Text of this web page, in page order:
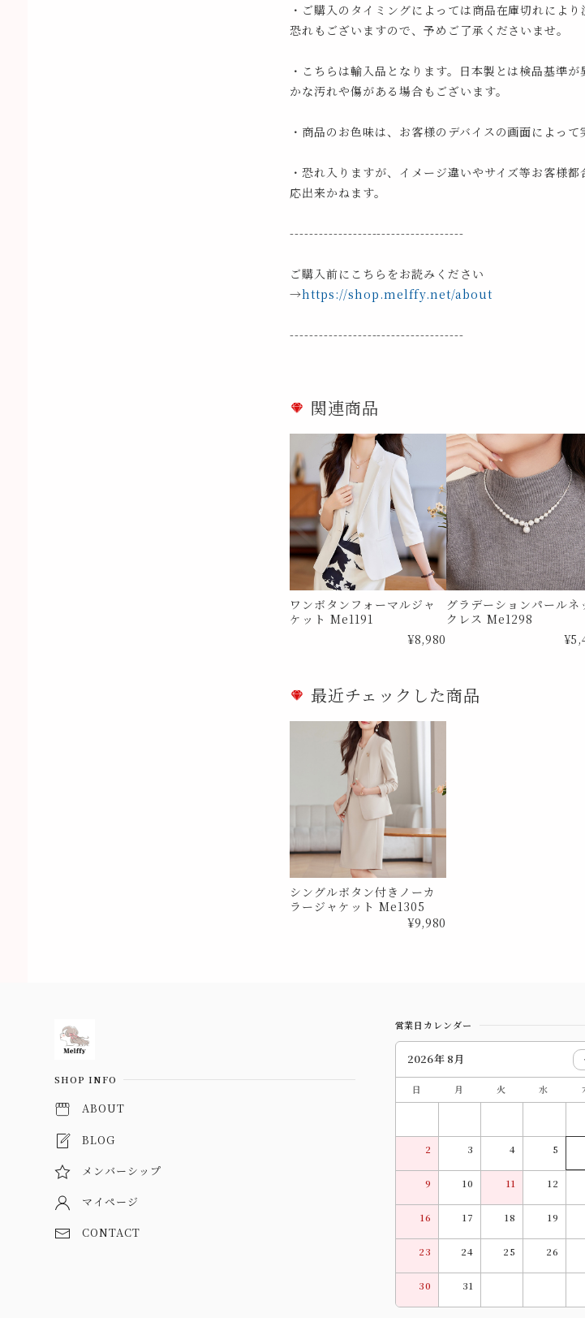
・ご購入のタイミングによっては商品在庫切れによ
恐れもございますので、予めご了承くださいませ。
・こちらは輸入品となります。日本製とは検品基準
かな汚れや傷がある場合もございます。
・商品のお色味は、お客様のデバイスの画面によっ
・恐れ入りますが、イメージ違いやサイズ等お客様
応出来かねます。
------------------------------------
ご購入前にこちらをお読みください
→https://shop.melffy.net/about
------------------------------------
関連商品
ワンボタンフォーマルジャ
ケット Me1191
¥8,980
グラデーションパールネ
クレス Me1298
最近チェックした商品
シングルボタン付きノーカ
ラージャケット Me1305
¥9,980
Information
SHOP INFO
ABOUT
BLOG
メンバーシップ
マイページ
CONTACT
営業日カレンダー
2026年 8月
日 月 火 水
2 3 4 5
9 10 11 12
16 17 18 19
23 24 25 26
30 31